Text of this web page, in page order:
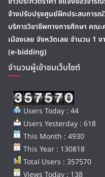
จ้างปรับปรุงศูนย์ฝึกประสบการณ์
บริการวิชาชีพทางการศึกษา คณะ
เมืองเลย จังหวัดเลย จำนวน 1
(e-bidding)
จำนวนผู้เข้าชมเว็บไซต์
Users Today : 44
Users Yesterday : 618
This Month : 4930
This Year : 130818
Total Users : 357570
Views Today : 138